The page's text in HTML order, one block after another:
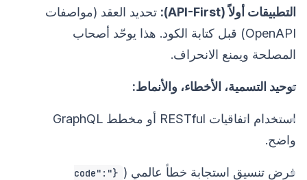
التطبيقات أولاً (API-First):
تحديد العقد (مواصفات
OpenAPI) قبل كتابة الكود. هذا يوحّد أصحاب
المصلحة ويمنع الانحراف.
توحيد التسمية، الأخطاء، والأنماط:
استخدام اتفاقيات RESTful أو مخطط GraphQL
واضح.
فرض تنسيق استجابة خطأ عالمي (
{"code":